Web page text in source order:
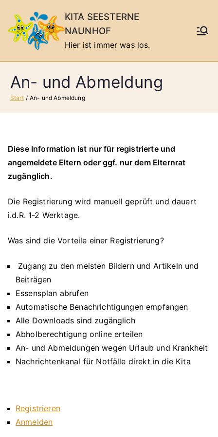
Inhalt
springen
KITA SEESTERNE
NAUNHOF
Hier ist immer was los.
An- und Abmeldung
Start An- und Abmeldung
Diese Information ist nur für registrierte und
angemeldete Eltern oder ggf. nur dem Elternrat
zugänglich.
Die Registrierung wird manuell geprüft und dauert
i.d.R. 1-2 Werktage.
Was sind die Vorteile einer Registrierung?
Zugang zu den meisten Bildern und Artikeln und
Beiträgen
Essensplan abrufen
Automatische Benachrichtigungen empfangen
Alle Downloads sind zugänglich
Abholberechtigung online erteilen
An- und Abmeldungen wegen Urlaub und Krankheit
Nachrichtenkanal für Notfälle direkt in die Kita
Registrieren
Anmelden